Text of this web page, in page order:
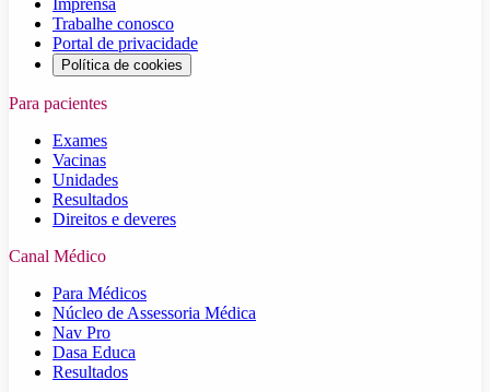
Imprensa
Trabalhe conosco
Portal de privacidade
Política de cookies
Para pacientes
Exames
Vacinas
Unidades
Resultados
Direitos e deveres
Canal Médico
Para Médicos
Núcleo de Assessoria Médica
Nav Pro
Dasa Educa
Resultados